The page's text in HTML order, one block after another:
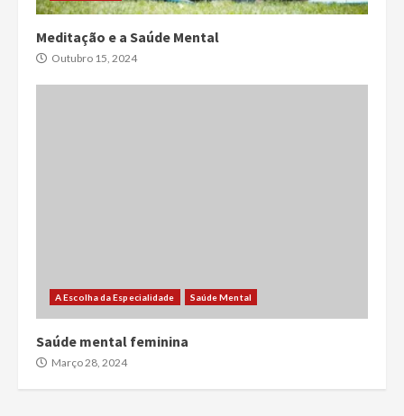
Meditação e a Saúde Mental
Outubro 15, 2024
A Escolha da Especialidade Saúde Mental
Saúde mental feminina
Março 28, 2024